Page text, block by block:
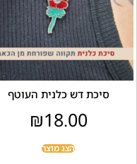
דש כלנית העוטף
₪18.00